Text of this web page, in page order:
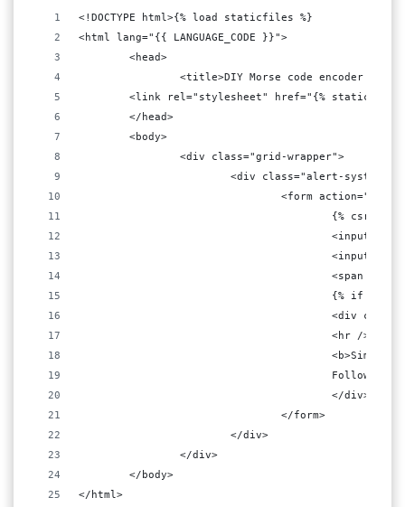
<!DOCTYPE html>{% load staticfiles %}
<html lang="{{ LANGUAGE_CODE }}">
	<head>
<title>DIY Morse code encoder
<link rel="stylesheet" href="{% static
	</head>
	<body>
		<div class="grid-wrapper">
			<div class="alert-system">
<form action="/
{%
<input
<input
<span
{% if
<div
					<hr />
Follow
					</div>
				</form>
			</div>
		</div>
	</body>
</html>